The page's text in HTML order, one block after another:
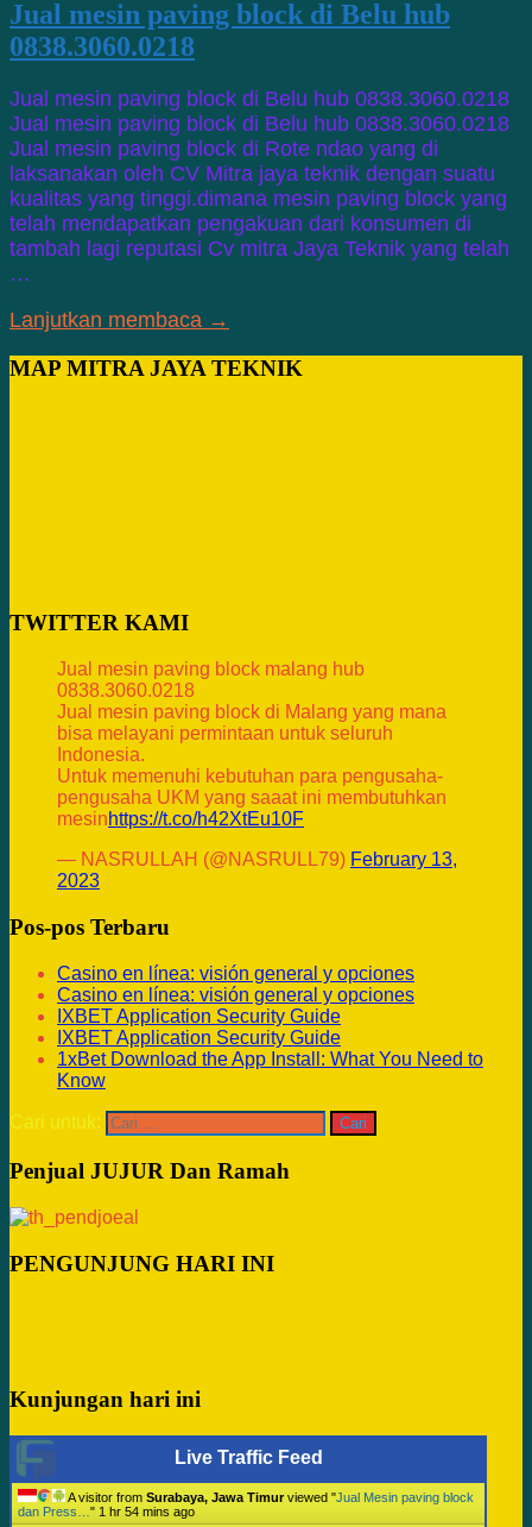
Jual mesin paving block di Belu hub
0838.3060.0218
Jual mesin paving block di Belu hub 0838.3060.0218
Jual mesin paving block di Belu hub 0838.3060.0218
Jual mesin paving block di Rote ndao yang di
laksanakan oleh CV Mitra jaya teknik dengan suatu
kualitas yang tinggi.dimana mesin paving block yang
telah mendapatkan pengakuan dari konsumen di
tambah lagi reputasi Cv mitra Jaya Teknik yang telah
…
Lanjutkan membaca →
MAP MITRA JAYA TEKNIK
TWITTER KAMI
Jual mesin paving block malang hub
0838.3060.0218
Jual mesin paving block di Malang yang mana
bisa melayani permintaan untuk seluruh
Indonesia.
Untuk memenuhi kebutuhan para pengusaha-
pengusaha UKM yang saaat ini membutuhkan
mesinhttps://t.co/h42XtEu10F
— NASRULLAH (@NASRULL79) February 13,
2023
Pos-pos Terbaru
Casino en línea: visión general y opciones
Casino en línea: visión general y opciones
IXBET Application Security Guide
IXBET Application Security Guide
1xBet Download the App Install: What You Need to
Know
Cari untuk:
Penjual JUJUR Dan Ramah
PENGUNJUNG HARI INI
Kunjungan hari ini
Live Traffic Feed
A visitor from Surabaya, Jawa Timurviewed "Jual Mesin paving block
dan Press… " 1 hr 54 mins ago